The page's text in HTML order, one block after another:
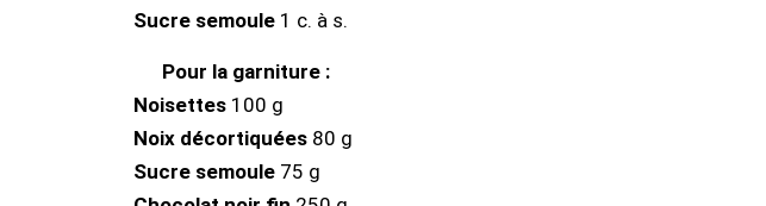
Sucre semoule 1 c. à s.
Pour la garniture :
Noisettes 100 g
Noix décortiquées 80 g
Sucre semoule 75 g